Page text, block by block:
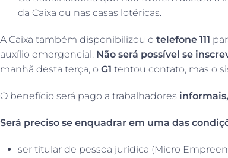
da Caixa ou nas casas lotéricas.
A Caixa também disponibilizou o telefone 111
auxílio emergencial. Não será possível se
manhã desta terça, o G1 tentou contato, mas o
O benefício será pago a trabalhadores
Será preciso se enquadrar em uma das
ser titular de pessoa jurídica (Micro